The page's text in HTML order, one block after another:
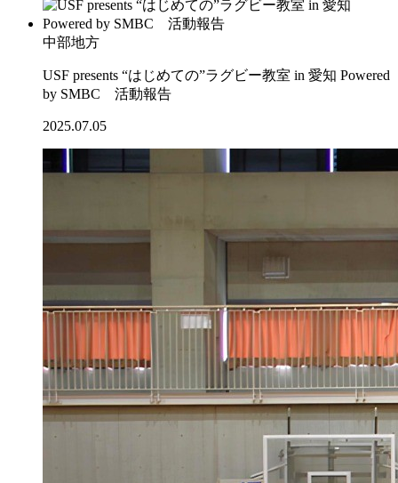
中部地方
USF presents “はじめての”ラグビー教室 in 愛知 Powered
by SMBC 活動報告
2025.07.05